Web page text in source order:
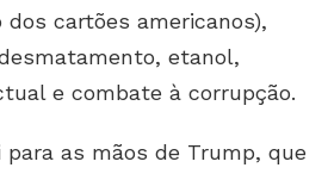
cartões americanos),
etanol,
e combate à corrupção.
para as mãos de Trump, que